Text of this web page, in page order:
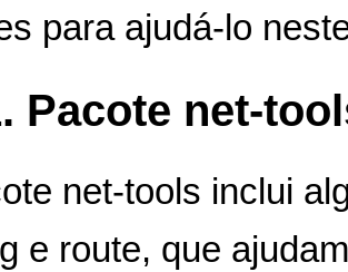
para ajudá-lo
Pacote net-
net-tools inclui
e route, que